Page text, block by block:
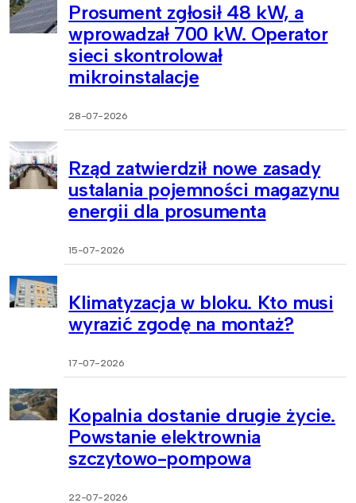
Prosument zgłosił 48 kW, a
wprowadzał 700 kW. Operator
sieci skontrolował
mikroinstalacje
28-07-2026
Rząd zatwierdził nowe zasady
ustalania pojemności magazynu
energii dla prosumenta
15-07-2026
Klimatyzacja w bloku. Kto musi
wyrazić zgodę na montaż?
17-07-2026
Kopalnia dostanie drugie życie.
Powstanie elektrownia
szczytowo-pompowa
22-07-2026